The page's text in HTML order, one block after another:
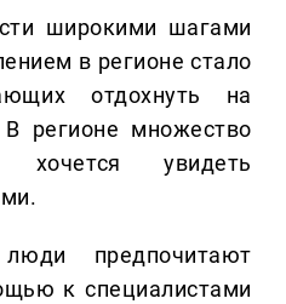
широкими шагами
в регионе стало
отдохнуть на
регионе множество
хочется увидеть
предпочитают
к специалистами